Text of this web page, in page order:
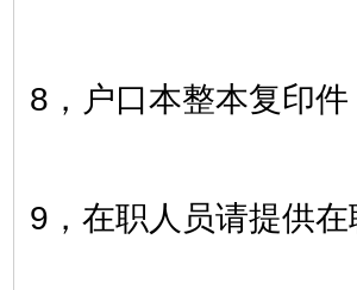
8，户口本整本复印件
9，在职人员请提供